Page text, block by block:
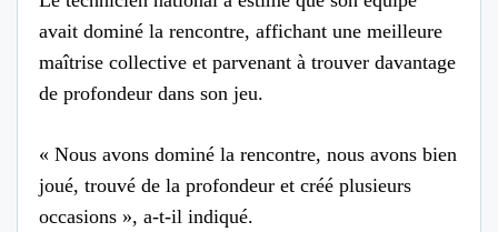
avait dominé la rencontre, affichant une meilleure
maîtrise collective et parvenant à trouver davantage
de profondeur dans son jeu.
« Nous avons dominé la rencontre, nous avons bien
joué, trouvé de la profondeur et créé plusieurs
occasions », a-t-il indiqué.